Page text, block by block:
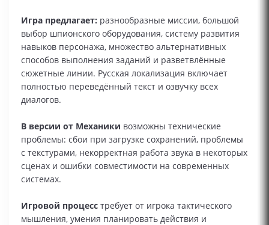
Игра предлагает: разнообразные миссии, большой
выбор шпионского оборудования, систему развития
навыков персонажа, множество альтернативных
способов выполнения заданий и разветвлённые
сюжетные линии. Русская локализация включает
полностью переведённый текст и озвучку всех
диалогов.
В версии от Механики возможны технические
проблемы: сбои при загрузке сохранений, проблемы
с текстурами, некорректная работа звука в некоторых
сценах и ошибки совместимости на современных
системах.
Игровой процесс требует от игрока тактического
мышления, умения планировать действия и